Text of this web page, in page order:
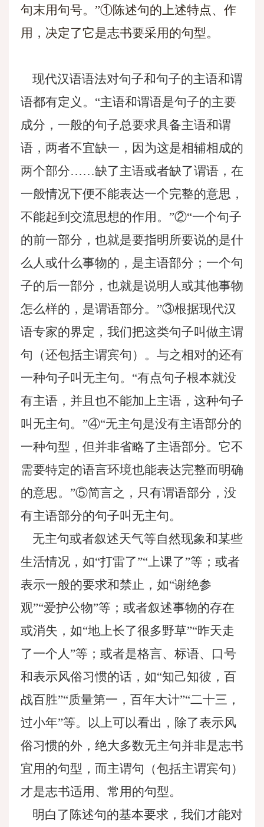
句末用句号。”①陈述句的上述特点、作
用，决定了它是志书要采用的句型。
现代汉语语法对句子和句子的主语和谓
语都有定义。“主语和谓语是句子的主要
成分，一般的句子总要求具备主语和谓
语，两者不宜缺一，因为这是相辅相成的
两个部分……缺了主语或者缺了谓语，在
一般情况下便不能表达一个完整的意思，
不能起到交流思想的作用。”②“一个句子
的前一部分，也就是要指明所要说的是什
么人或什么事物的，是主语部分；一个句
子的后一部分，也就是说明人或其他事物
怎么样的，是谓语部分。”③根据现代汉
语专家的界定，我们把这类句子叫做主谓
句（还包括主谓宾句）。与之相对的还有
一种句子叫无主句。“有点句子根本就没
有主语，并且也不能加上主语，这种句子
叫无主句。”④“无主句是没有主语部分的
一种句型，但并非省略了主语部分。它不
需要特定的语言环境也能表达完整而明确
的意思。”⑤简言之，只有谓语部分，没
有主语部分的句子叫无主句。
无主句或者叙述天气等自然现象和某些
生活情况，如“打雷了”“上课了”等；或者
表示一般的要求和禁止，如“谢绝参
观”“爱护公物”等；或者叙述事物的存在
或消失，如“地上长了很多野草”“昨天走
了一个人”等；或者是格言、标语、口号
和表示风俗习惯的话，如“知己知彼，百
战百胜”“质量第一，百年大计”“二十三，
过小年”等。以上可以看出，除了表示风
俗习惯的外，绝大多数无主句并非是志书
宜用的句型，而主谓句（包括主谓宾句）
才是志书适用、常用的句型。
明白了陈述句的基本要求，我们才能对